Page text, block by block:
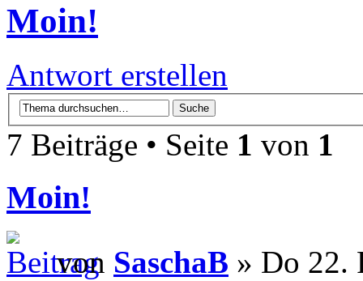
Moin!
Antwort erstellen
7 Beiträge • Seite 1 von 1
Moin!
von SaschaB » Do 22.